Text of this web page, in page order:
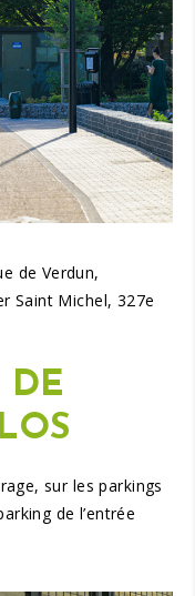
de Verdun,
Saint Michel, 327e
DE
sur les parkings
de l’entrée